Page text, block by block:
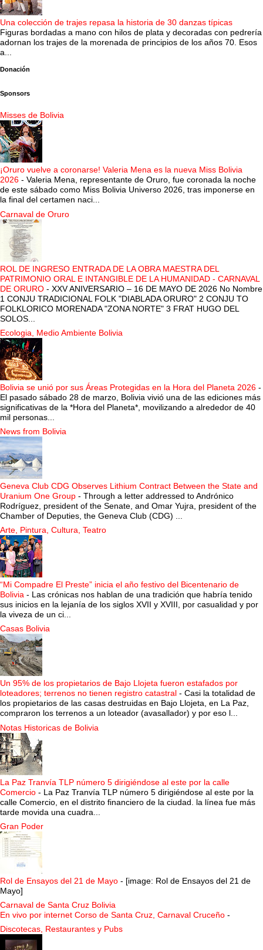
Una colección de trajes repasa la historia de 30 danzas típicas
Figuras bordadas a mano con hilos de plata y decoradas con pedrería
adornan los trajes de la morenada de principios de los años 70. Esos
a...
Donación
Sponsors
Misses de Bolivia
¡Oruro vuelve a coronarse! Valeria Mena es la nueva Miss Bolivia
2026 - Valeria Mena, representante de Oruro, fue coronada la noche
de este sábado como Miss Bolivia Universo 2026, tras imponerse en
la final del certamen naci...
Carnaval de Oruro
ROL DE INGRESO ENTRADA DE LA OBRA MAESTRA DEL
PATRIMONIO ORAL E INTANGIBLE DE LA HUMANIDAD - CARNAVAL
DE ORURO - XXV ANIVERSARIO – 16 DE MAYO DE 2026 No Nombre
1 CONJU TRADICIONAL FOLK "DIABLADA ORURO" 2 CONJU TO
FOLKLORICO MORENADA "ZONA NORTE" 3 FRAT HUGO DEL
SOLOS...
Ecologia, Medio Ambiente Bolivia
Bolivia se unió por sus Áreas Protegidas en la Hora del Planeta 2026 -
El pasado sábado 28 de marzo, Bolivia vivió una de las ediciones más
significativas de la *Hora del Planeta*, movilizando a alrededor de 40
mil personas...
News from Bolivia
Geneva Club CDG Observes Lithium Contract Between the State and
Uranium One Group - Through a letter addressed to Andrónico
Rodríguez, president of the Senate, and Omar Yujra, president of the
Chamber of Deputies, the Geneva Club (CDG) ...
Arte, Pintura, Cultura, Teatro
“Mi Compadre El Preste” inicia el año festivo del Bicentenario de
Bolivia - Las crónicas nos hablan de una tradición que habría tenido
sus inicios en la lejanía de los siglos XVII y XVIII, por casualidad y por
la viveza de un ci...
Casas Bolivia
Un 95% de los propietarios de Bajo Llojeta fueron estafados por
loteadores; terrenos no tienen registro catastral - Casi la totalidad de
los propietarios de las casas destruidas en Bajo Llojeta, en La Paz,
compraron los terrenos a un loteador (avasallador) y por eso l...
Notas Historicas de Bolivia
La Paz Tranvía TLP número 5 dirigiéndose al este por la calle
Comercio - La Paz Tranvía TLP número 5 dirigiéndose al este por la
calle Comercio, en el distrito financiero de la ciudad. la línea fue más
tarde movida una cuadra...
Gran Poder
Rol de Ensayos del 21 de Mayo - [image: Rol de Ensayos del 21 de
Mayo]
Carnaval de Santa Cruz Bolivia
En vivo por internet Corso de Santa Cruz, Carnaval Cruceño -
Discotecas, Restaurantes y Pubs